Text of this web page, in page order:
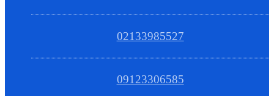
02133985527
09123306585